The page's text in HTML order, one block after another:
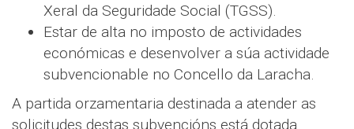
Xeral da Seguridade Social (TGSS).
Estar de alta no imposto de actividades
económicas e desenvolver a súa actividade
subvencionable no Concello da Laracha.
A partida orzamentaria destinada a atender as
solicitudes destas subvencións está dotada